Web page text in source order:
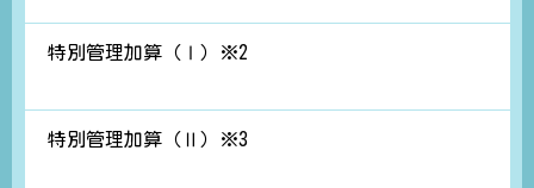
特別管理加算（Ⅰ）※2
特別管理加算（Ⅱ）※3